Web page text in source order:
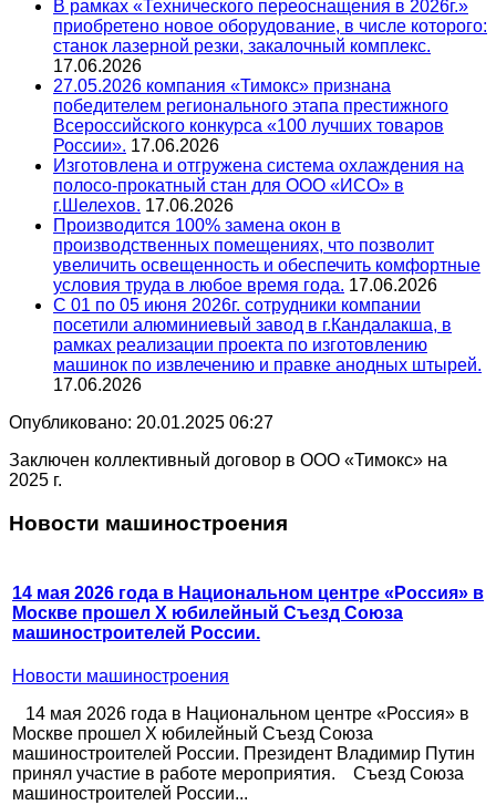
В рамках «Технического переоснащения в 2026г.»
приобретено новое оборудование, в числе которого:
станок лазерной резки, закалочный комплекс.
17.06.2026
27.05.2026 компания «Тимокс» признана
победителем регионального этапа престижного
Всероссийского конкурса «100 лучших товаров
России». 17.06.2026
Изготовлена и отгружена система охлаждения на
полосо-прокатный стан для ООО «ИСО» в
г.Шелехов. 17.06.2026
Производится 100% замена окон в
производственных помещениях, что позволит
увеличить освещенность и обеспечить комфортные
условия труда в любое время года. 17.06.2026
С 01 по 05 июня 2026г. сотрудники компании
посетили алюминиевый завод в г.Кандалакша, в
рамках реализации проекта по изготовлению
машинок по извлечению и правке анодных штырей.
17.06.2026
Опубликовано: 20.01.2025 06:27
Заключен коллективный договор в ООО «Тимокс» на
2025 г.
Новости машиностроения
14 мая 2026 года в Национальном центре «Россия» в
Москве прошел X юбилейный Съезд Союза
машиностроителей России.
Новости машиностроения
14 мая 2026 года в Национальном центре «Россия» в
Москве прошел X юбилейный Съезд Союза
машиностроителей России. Президент Владимир Путин
принял участие в работе мероприятия. Съезд Союза
машиностроителей России...